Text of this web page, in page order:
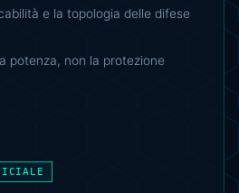
e la topologia delle difese
potenza, non la protezione